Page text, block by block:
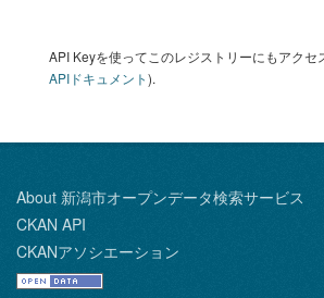
API Keyを使ってこのレジストリーにもアクセ
APIドキュメント).
About 新潟市オープンデータ検索サービス
CKAN API
CKANアソシエーション